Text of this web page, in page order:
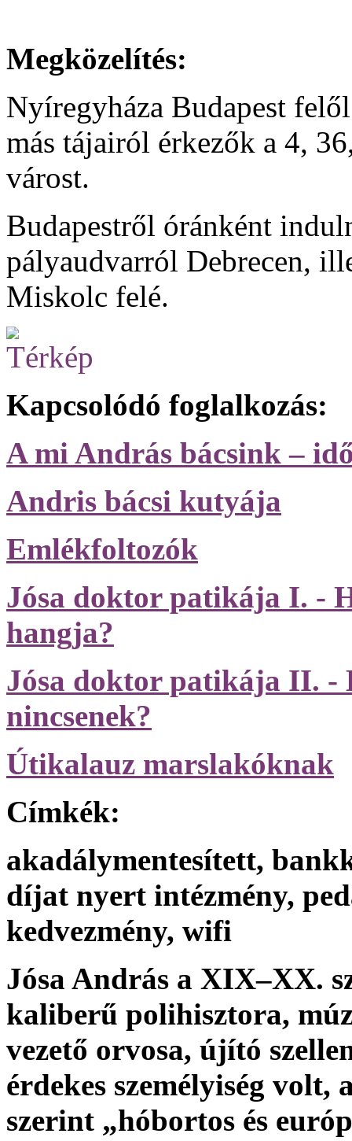
Megközelítés:
Nyíregyháza Budapest
más tájairól érkezők a 4,
várost.
Budapestről óránként
pályaudvarról Debrecen,
Miskolc felé.
Kapcsolódó foglalkozás:
A mi András bácsink –
Andris bácsi kutyája
Emlékfoltozók
Jósa doktor patikája I. -
hangja?
Jósa doktor patikája II.
nincsenek?
Útikalauz marslakóknak
Címkék:
akadálymentesített,
díjat nyert intézmény,
kedvezmény, wifi
Jósa András a XIX–XX.
kaliberű polihisztora,
vezető orvosa, újító
érdekes személyiség
szerint „hóbortos és